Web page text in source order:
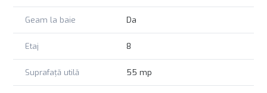
Geam la baie Da
Etaj 8
Suprafață utilă 55 mp